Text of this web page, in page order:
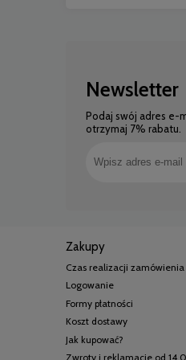
Newsletter
Podaj swój adres e-
otrzymaj 7% rabatu.
Zakupy
Czas realizacji zamówienia
Logowanie
Formy płatności
Koszt dostawy
Jak kupować?
Zwroty i reklamacje od